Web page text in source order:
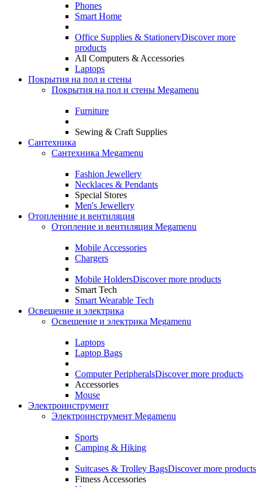
Phones
Smart Home
Office Supplies & StationeryDiscover more
products
All Computers & Accessories
Laptops
Покрытия на пол и стены
Покрытия на пол и стены Megamenu
Furniture
Sewing & Craft Supplies
Сантехника
Сантехника Megamenu
Fashion Jewellery
Necklaces & Pendants
Special Stores
Men's Jewellery
Отопленние и вентиляция
Отопление и вентиляция Megamenu
Mobile Accessories
Chargers
Mobile HoldersDiscover more products
Smart Tech
Smart Wearable Tech
Освещение и электрика
Освещение и электрика Megamenu
Laptops
Laptop Bags
Computer PeripheralsDiscover more products
Accessories
Mouse
Электроинструмент
Электроинструмент Megamenu
Sports
Camping & Hiking
Suitcases & Trolley BagsDiscover more products
Fitness Accessories